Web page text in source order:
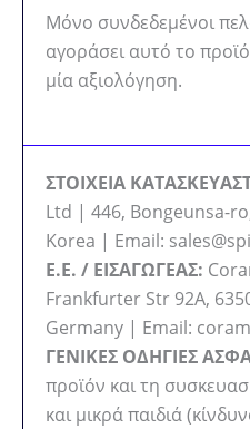
Μόνο συνδεδεμένοι
αγοράσει αυτό το
μία αξιολόγηση.
ΣΤΟΙΧΕΙΑ
Ltd | 446, Bongeunsa-
Korea | Email:
Ε.Ε. / ΕΙΣΑΓΩΓΕΑΣ:
Frankfurter Str 92A,
Germany | Email:
ΓΕΝΙΚΕΣ ΟΔΗΓΙΕΣ
προϊόν και τη
και μικρά παιδιά